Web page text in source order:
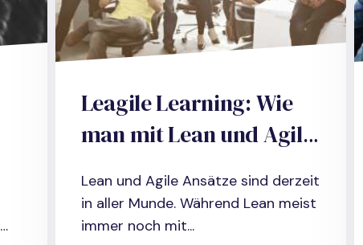
Leagile Learning: Wie
man mit Lean und Agile
effizienter lernt
Lean und Agile Ansätze sind derzeit
in aller Munde. Während Lean meist
immer noch mit...